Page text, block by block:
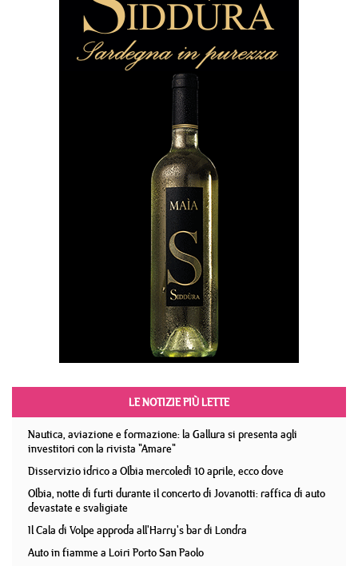
LE NOTIZIE PIÙ LETTE
Nautica, aviazione e formazione: la Gallura si presenta agli
investitori con la rivista "Amare"
Disservizio idrico a Olbia mercoledì 10 aprile, ecco dove
Olbia, notte di furti durante il concerto di Jovanotti: raffica di auto
devastate e svaligiate
Il Cala di Volpe approda all'Harry's bar di Londra
Auto in fiamme a Loiri Porto San Paolo